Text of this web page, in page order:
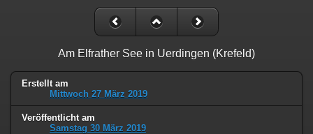
Am Elfrather See in Uerdingen (Krefeld)
Erstellt am
Mittwoch 27 März 2019
Veröffentlicht am
Samstag 30 März 2019